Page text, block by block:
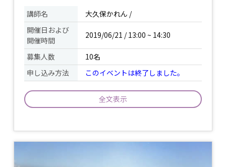
講師名
大久保かれん /
開催日および
開催時間
2019/06/21 / 13:00 ~ 14:30
募集人数
10名
申し込み方法
このイベントは終了しました。
全文表示
SUPレッスン30分、SUPヨガ60分 ※施設
使用料2,500円 ※１部と２部では内容が